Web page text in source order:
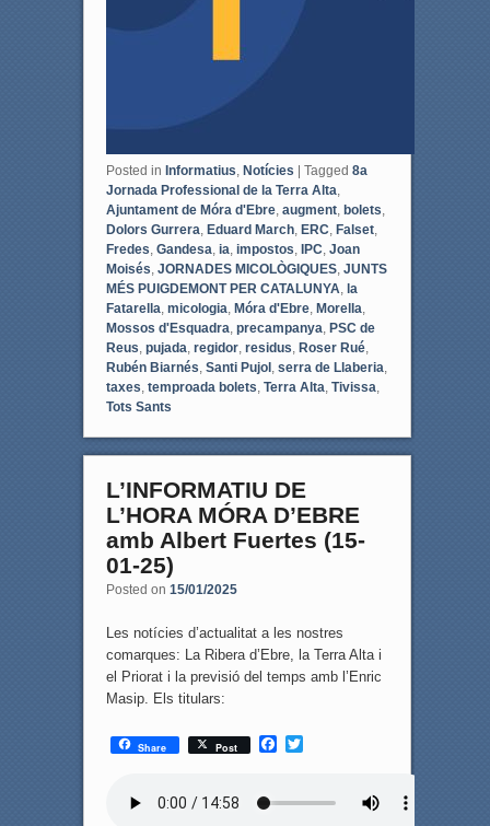
Posted in Informatius, Notícies Tagged 8a
Jornada Professional de la Terra Alta,
Ajuntament de Móra d'Ebre, augment, bolets,
Dolors Gurrera, Eduard March, ERC, Falset,
Fredes, Gandesa, ia, impostos, IPC, Joan
Moisés, JORNADES MICOLÒGIQUES, JUNTS
MÉS PUIGDEMONT PER CATALUNYA, la
Fatarella, micologia, Móra d'Ebre, Morella,
Mossos d'Esquadra, precampanya, PSC de
Reus, pujada, regidor, residus, Roser Rué,
Rubén Biarnés, Santi Pujol , serra de Llaberia,
taxes, temproada bolets, Terra Alta, Tivissa,
Tots Sants
L’INFORMATIU DE
L’HORA MÓRA D’EBRE
amb Albert Fuertes (15-
01-25)
Posted on 15/01/2025
Les notícies d’actualitat a les nostres
comarques: La Ribera d’Ebre, la Terra Alta i
el Priorat i la previsió del temps amb l’Enric
Masip. Els titulars:
Share Post
F
T